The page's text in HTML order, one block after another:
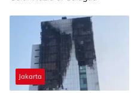
Jakarta